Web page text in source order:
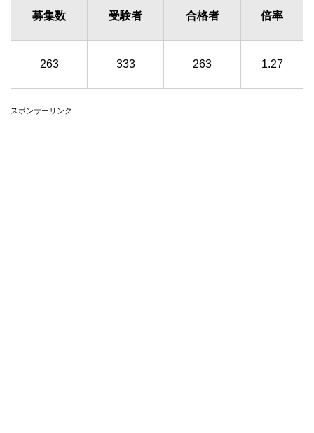
募集数 受験者 合格者 倍率
263 333 263 1.27
スポンサーリンク